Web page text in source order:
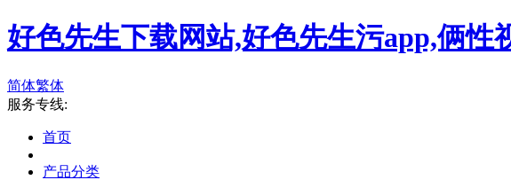
好色先生下载网站,好色先生污app,俩
简体繁体
服务专线:
首页
产品分类